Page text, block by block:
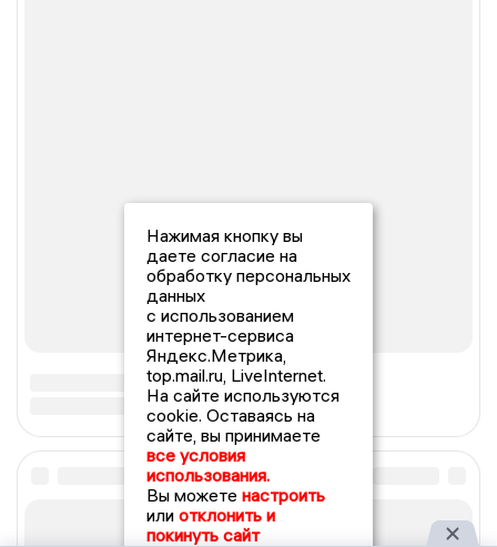
Нажимая кнопку вы
даете согласие на
обработку персональных
данных
с использованием
интернет-сервиса
Яндекс.Метрика,
top.mail.ru, LiveInternet.
На сайте используются
cookie. Оставаясь на
сайте, вы принимаете
все условия
использования.
Вы можете настроить
или отклонить и
покинуть сайт